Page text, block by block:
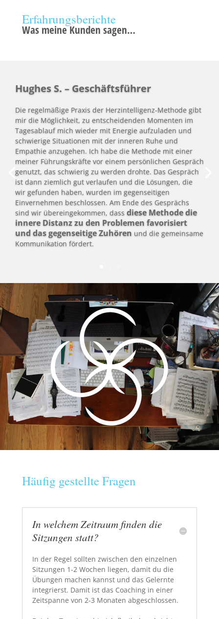
Erfahrungsberichte
Was meine Kunden sagen…
Hughes S. – Geschäftsführer
Die regelmäßige Praxis der Herzintelligenz-Methode gibt
mir die Möglichkeit, zu entscheidenden Momenten im
Tagesablauf mich wieder mit Energie aufzuladen und
schwierige Situationen mit der inneren Ruhe und
Empathie anzugehen. Ich habe die Methode mit einer
meiner Führungskräfte vor einem persönlichen Gespräch
genutzt, das schwierig zu werden drohte. Das Gespräch
ist dann ziemlich gut verlaufen und die Lösungen, die
wir gefunden haben, wurden im gegenseitigen
Einvernehmen beschlossen. Am Ende des Gesprächs
sind wir übereingekommen, dass diese Methode die
innere Distanz zu den Problemen favorisiert
und das gegenseitige Zuhören und die gemeinsame
Kommunikation fördert.
Häufig gestellte Fragen
In welchem Zeitraum finden die
Sitzungen statt?
In der Regel sollten zwischen den einzelnen
Sitzungen 1-2 Wochen liegen, damit du die
Übungen machen kannst und das Gelernte
integrierst. Damit ist das Coaching in einer
Zeitspanne von 2-3 Monaten abgeschlossen.